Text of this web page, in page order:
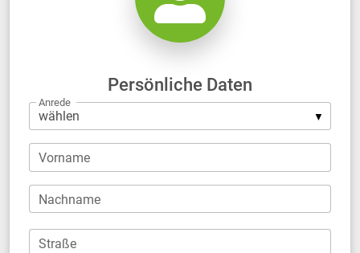
Persönliche Daten
Anrede
Vorname
Nachname
Straße